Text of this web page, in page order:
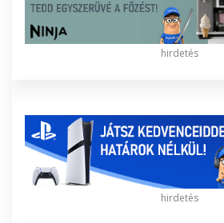
hirdetés
hirdetés